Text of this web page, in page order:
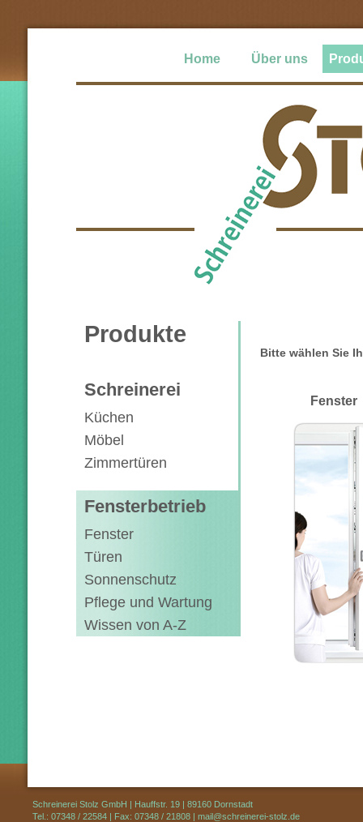
Home Über uns
Produkte
Schreinerei
Küchen
Möbel
Zimmertüren
Fensterbetrieb
Fenster
Türen
Sonnenschutz
Pflege und Wartung
Wissen von A-Z
Bitte wählen Sie
Fenster
Schreinerei Stolz GmbH | Hauffstr. 19 | 89160 Dornstadt
Tel.: 07348 / 22584 | Fax: 07348 / 21808 | mail@schreinerei-stolz.de